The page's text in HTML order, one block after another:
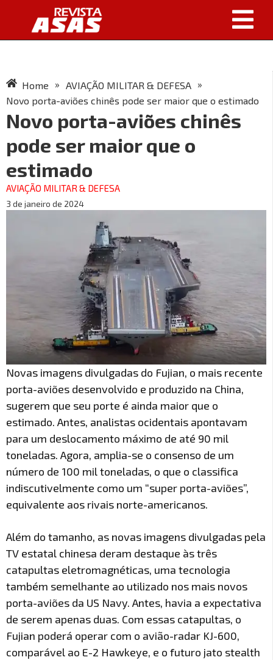
Home » AVIAÇÃO MILITAR & DEFESA »
Novo porta-aviões chinês pode ser maior que o estimado
Novo porta-aviões chinês
pode ser maior que o
estimado
AVIAÇÃO MILITAR & DEFESA
3 de janeiro de 2024
Novas imagens divulgadas do Fujian, o mais recente
porta-aviões desenvolvido e produzido na China,
sugerem que seu porte é ainda maior que o
estimado. Antes, analistas ocidentais apontavam
para um deslocamento máximo de até 90 mil
toneladas. Agora, amplia-se o consenso de um
número de 100 mil toneladas, o que o classifica
indiscutivelmente como um “super porta-aviões”,
equivalente aos rivais norte-americanos.
Além do tamanho, as novas imagens divulgadas pela
TV estatal chinesa deram destaque às três
catapultas eletromagnéticas, uma tecnologia
também semelhante ao utilizado nos mais novos
porta-aviões da US Navy. Antes, havia a expectativa
de serem apenas duas. Com essas catapultas, o
Fujian poderá operar com o avião-radar KJ-600,
comparável ao E-2 Hawkeye, e o futuro jato stealth